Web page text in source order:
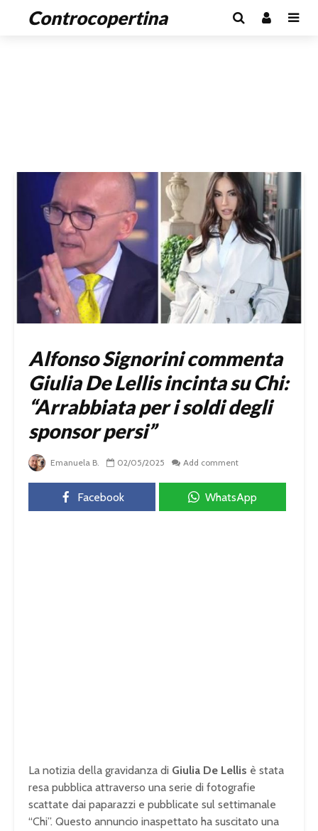
Controcopertina
Alfonso Signorini commenta
Giulia De Lellis incinta su Chi:
“Arrabbiata per i soldi degli
sponsor persi”
Emanuela B. 02/05/2025 Add comment
Facebook WhatsApp
La notizia della gravidanza di Giulia De Lellis è stata
resa pubblica attraverso una serie di fotografie
scattate dai paparazzi e pubblicate sul settimanale
“Chi”. Questo annuncio inaspettato ha suscitato una